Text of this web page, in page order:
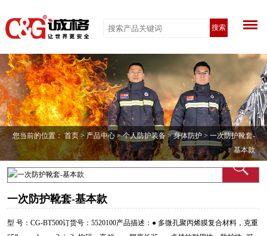
搜索
您当前的位置：首页> 产品中心 >个人防护装备 >身体防护 > 一次防护靴套-
基本款
一次防护靴套-基本款
型 号：CG-BT500订货号：5520100产品描述：● 多微孔聚丙烯膜复合材料，克重